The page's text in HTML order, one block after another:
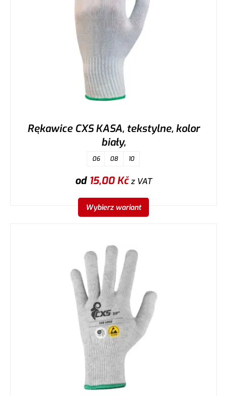
Rękawice CXS KASA, tekstylne, kolor
biały,
06 08 10
od 15,00Kčz VAT
Wybierz wariant